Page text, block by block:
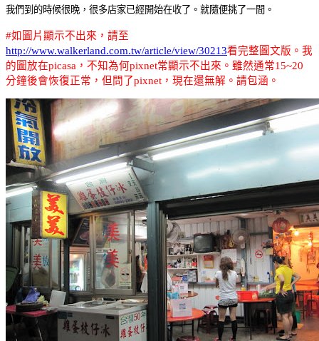
我們到的時候很晚，很多店家已經開始在收了。就隨便挑了一間。
#如圖片顯示不出來，請至
http://www.walkerland.com.tw/article/view/30213看完整圖文版 。我
的圖放在picasa ，不知為何pixnet常顯示不出來。雖然通常15~20
分鐘後會恢復正常，但問了pixnet ，現在還無解。請包涵。